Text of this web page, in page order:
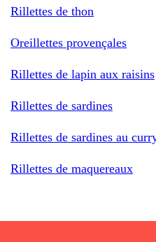
Rillettes de thon
Oreillettes provençales
Rillettes de lapin aux raisins
Rillettes de sardines
Rillettes de sardines au
Rillettes de maquereaux